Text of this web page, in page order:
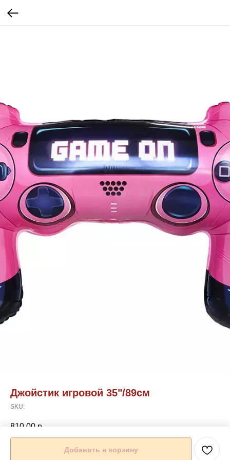
Джойстик игровой 35"/89см
SKU:
810,00 р.
Добавить в корзину